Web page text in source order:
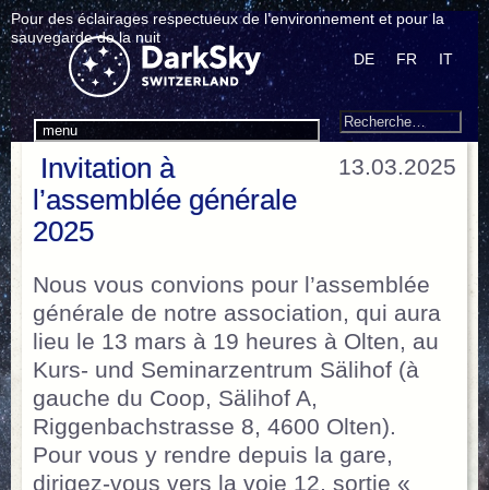
Pour des éclairages respectueux de l’environnement et pour la
sauvegarde de la nuit
menu
DE FR IT
Search
Recherche
:13.03.2025
Invitation à
l’assemblée générale
2025
Nous vous convions pour l’assemblée
générale de notre association, qui aura
lieu le 13 mars à 19 heures à Olten, au
Kurs- und Seminarzentrum Sälihof (à
gauche du Coop, Sälihof A,
Riggenbachstrasse 8, 4600 Olten).
Pour vous y rendre depuis la gare,
dirigez-vous vers la voie 12, sortie «